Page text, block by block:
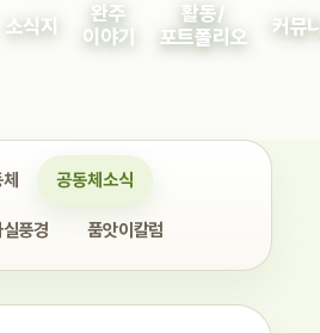
소식지
완주
이야기
활동/
포트폴리오
커뮤
공동체소식
실풍경 품앗이칼럼